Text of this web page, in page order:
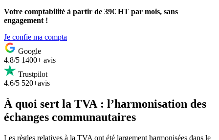
Votre comptabilité à partir de 39€ HT par mois, sans
engagement !
Je confie ma compta
Google
4.8/5 1400+ avis
Trustpilot
4.6/5 520+avis
À quoi sert la TVA : l’harmonisation des
échanges communautaires
Les règles relatives à la TVA ont été largement harmonisées dans le